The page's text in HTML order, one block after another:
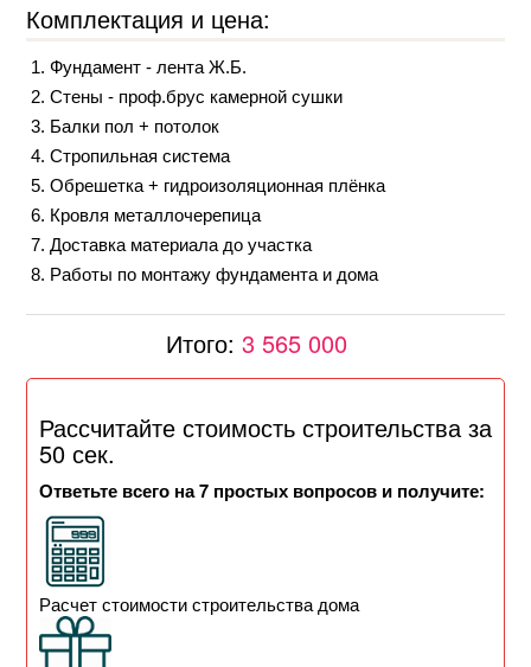
Комплектация и цена:
Фундамент - лента Ж.Б.
Стены - проф.брус камерной сушки
Балки пол + потолок
Стропильная система
Обрешетка + гидроизоляционная плёнка
Кровля металлочерепица
Доставка материала до участка
Работы по монтажу фундамента и дома
Итого: 3 565 000
Рассчитайте стоимость строительства за
50 сек.
Ответьте всего на 7 простых вопросов и получите:
Расчет стоимости строительства дома